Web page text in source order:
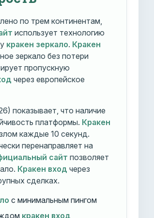
по трем континентам,
использует технологию
кракен зеркало. Кракен
зеркало без потери
пропускную
через европейское
показывает, что наличие
платформы. Кракен
каждые 10 секунд.
перенаправляет на
сайт позволяет
Кракен вход через
сделках.
с минимальным пингом
кракен вход